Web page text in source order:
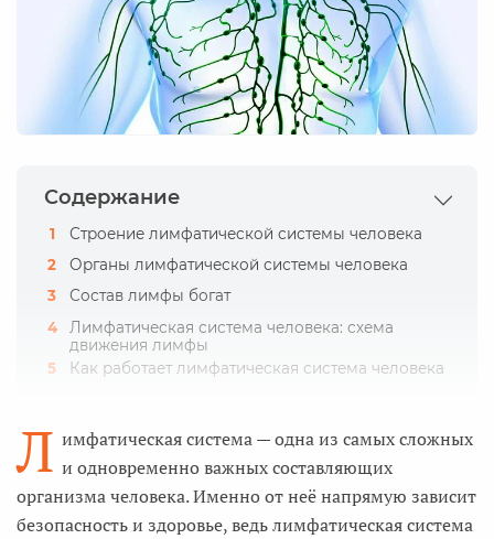
Содержание
Строение лимфатической системы человека
Органы лимфатической системы человека
Состав лимфы богат
Лимфатическая система человека: схема
движения лимфы
Как работает лимфатическая система человека
Л имфатическая система — одна из самых сложных
и одновременно важных составляющих
организма человека. Именно от неё напрямую зависит
безопасность и здоровье, ведь лимфатическая система